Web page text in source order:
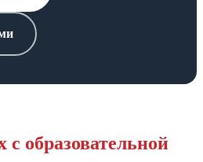
образовательной